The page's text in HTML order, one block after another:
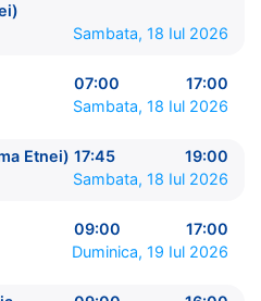
- 19:00
0:00 - 0:00
punct din
23:30 - 0:00
0:00 - 00:30
pe Mare
17:45 -
Sambata, 18 Iul 2026
07:00
17:00
Sambata, 18 Iul 2026
Etnei) 17:45
19:00
Sambata, 18 Iul 2026
09:00
17:00
Duminica, 19 Iul 2026